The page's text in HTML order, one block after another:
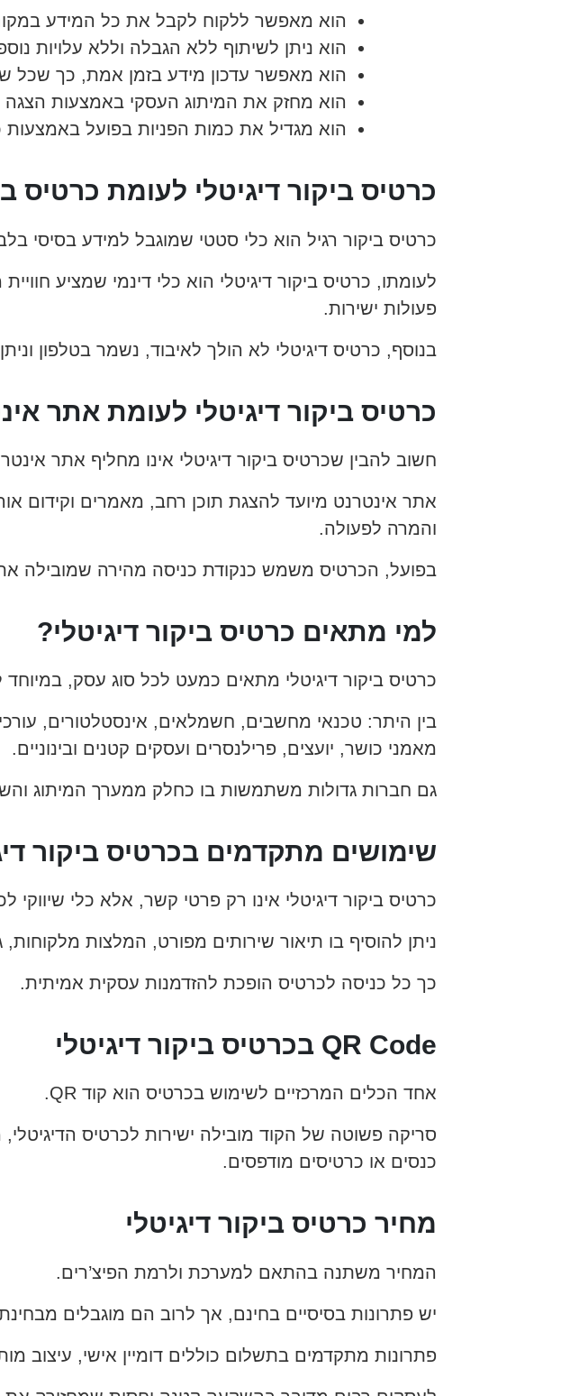
הוא מאפשר ללקוח לקבל את כל המידע
הוא ניתן לשיתוף ללא הגבלה וללא עלויות
הוא מאפשר עדכון מידע בזמן אמת, כך שכל
הוא מחזק את המיתוג העסקי באמצעות
הוא מגדיל את כמות הפניות בפועל
כרטיס ביקור דיגיטלי לעומת כרטיס
כרטיס ביקור רגיל הוא כלי סטטי שמוגבל למידע בסיסי
לעומתו, כרטיס ביקור דיגיטלי הוא כלי דינמי שמציע
פעולות ישירות.
בנוסף, כרטיס דיגיטלי לא הולך לאיבוד, נשמר בטלפון
כרטיס ביקור דיגיטלי לעומת אתר
חשוב להבין שכרטיס ביקור דיגיטלי אינו מחליף אתר
אתר אינטרנט מיועד להצגת תוכן רחב, מאמרים וקידום
והמרה לפעולה.
בפועל, הכרטיס משמש כנקודת כניסה מהירה שמובילה
למי מתאים כרטיס ביקור דיגיטלי?
כרטיס ביקור דיגיטלי מתאים כמעט לכל סוג עסק, במיוחד
בין היתר: טכנאי מחשבים, חשמלאים, אינסטלטורים, עורכי
מאמני כושר, יועצים, פרילנסרים ועסקים קטנים ובינוניים.
גם חברות גדולות משתמשות בו כחלק ממערך המיתוג
שימושים מתקדמים בכרטיס ביקור
כרטיס ביקור דיגיטלי אינו רק פרטי קשר, אלא כלי שיווקי
ניתן להוסיף בו תיאור שירותים מפורט, המלצות
כך כל כניסה לכרטיס הופכת להזדמנות עסקית אמיתית.
QR Code בכרטיס ביקור דיגיטלי
אחד הכלים המרכזיים לשימוש בכרטיס הוא קוד QR.
סריקה פשוטה של הקוד מובילה ישירות לכרטיס
כנסים או כרטיסים מודפסים.
מחיר כרטיס ביקור דיגיטלי
המחיר משתנה בהתאם למערכת ולרמת הפיצ’רים.
יש פתרונות בסיסיים בחינם, אך לרוב הם מוגבלים מבחינת
פתרונות מתקדמים בתשלום כוללים דומיין אישי, עיצוב